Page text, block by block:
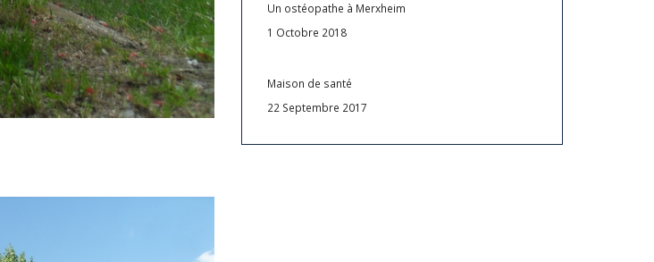
Un ostéopathe à Merxheim
1 Octobre 2018
Maison de santé
22 Septembre 2017